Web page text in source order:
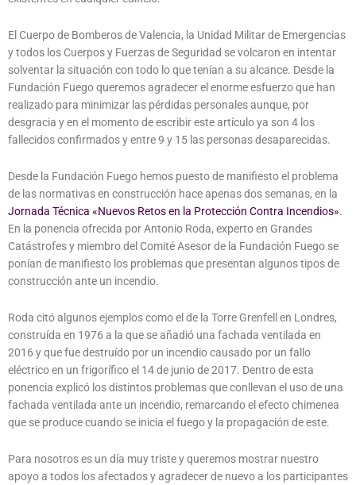
El Cuerpo de Bomberos de Valencia, la Unidad Militar de Emergencias
y todos los Cuerpos y Fuerzas de Seguridad se volcaron en intentar
solventar la situación con todo lo que tenían a su alcance. Desde la
Fundación Fuego queremos agradecer el enorme esfuerzo que han
realizado para minimizar las pérdidas personales aunque, por
desgracia y en el momento de escribir este artículo ya son 4 los
fallecidos confirmados y entre 9 y 15 las personas desaparecidas.
Desde la Fundación Fuego hemos puesto de manifiesto el problema
de las normativas en construcción hace apenas dos semanas, en la
Jornada Técnica «Nuevos Retos en la Protección Contra Incendios».
En la ponencia ofrecida por Antonio Roda, experto en Grandes
Catástrofes y miembro del Comité Asesor de la Fundación Fuego se
ponían de manifiesto los problemas que presentan algunos tipos de
construcción ante un incendio.
Roda citó algunos ejemplos como el de la Torre Grenfell en Londres,
construída en 1976 a la que se añadió una fachada ventilada en
2016 y que fue destruído por un incendio causado por un fallo
eléctrico en un frigorífico el 14 de junio de 2017. Dentro de esta
ponencia explicó los distintos problemas que conllevan el uso de una
fachada ventilada ante un incendio, remarcando el efecto chimenea
que se produce cuando se inicia el fuego y la propagación de este.
Para nosotros es un día muy triste y queremos mostrar nuestro
apoyo a todos los afectados y agradecer de nuevo a los participantes